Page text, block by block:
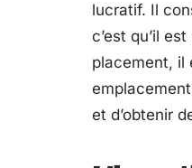
lucratif. Il
c’est qu’il
placement, il
et d’obtenir